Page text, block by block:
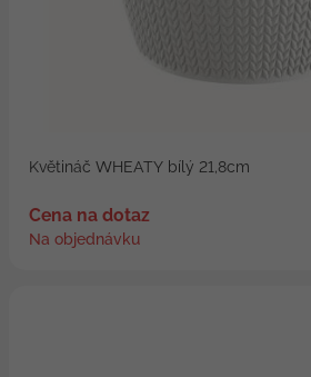
Květináč WHEATY bílý 21,8cm
Cena na dotaz
Na objednávku